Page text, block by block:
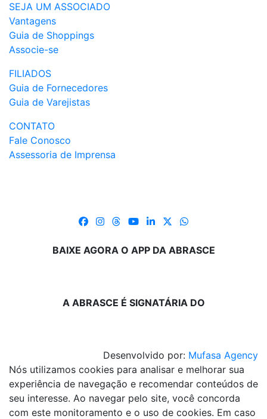
SEJA UM ASSOCIADO
Vantagens
Guia de Shoppings
Associe-se
FILIADOS
Guia de Fornecedores
Guia de Varejistas
CONTATO
Fale Conosco
Assessoria de Imprensa
BAIXE AGORA O APP DA ABRASCE
A ABRASCE É SIGNATÁRIA DO
Desenvolvido por: Mufasa Agency
Nós utilizamos cookies para analisar e melhorar sua
experiência de navegação e recomendar conteúdos de
seu interesse. Ao navegar pelo site, você concorda
com este monitoramento e o uso de cookies. Em caso